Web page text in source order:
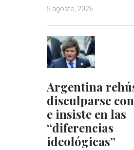
5 agosto, 2026
Argentina
disculparse
e insiste en las
“diferencias
ideológicas”